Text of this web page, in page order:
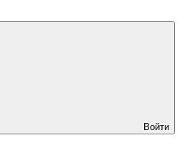
Войти